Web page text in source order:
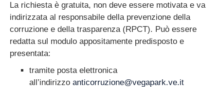
Enti controllati
Attività e procedimenti
Provvedimenti
Bandi di gara e
contratti
Sovvenzioni,
La richiesta è gratuita, non deve essere motivata e va
indirizzata al responsabile della prevenzione della
corruzione e della trasparenza (RPCT). Può essere
redatta sul modulo appositamente predisposto e
presentata:
tramite posta elettronica
all’indirizzo anticorruzione@vegapark.ve.it